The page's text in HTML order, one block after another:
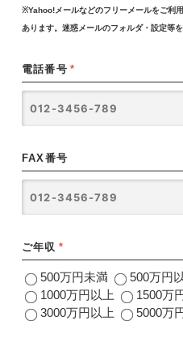
※Yahoo!メールなどのフリーメールをご利
あります。迷惑メールのフォルダ・設定等を
電話番号 *
FAX番号
ご年収 *
500万円未満 500万円
1000万円以上
1500万
3000万円以上
5000万